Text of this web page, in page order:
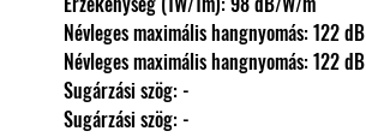
                Névleges maximális hangnyomás: 122 dB
                Névleges maximális hangnyomás: 122 dB
                Sugárzási szög: -
                Sugárzási szög: -